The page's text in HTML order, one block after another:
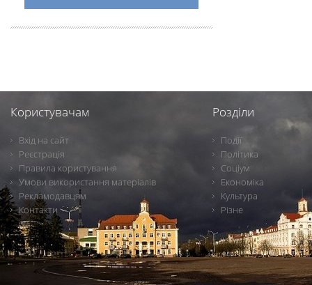
Користувачам
Вхід на сайт
Реєстрація
Правила користування
Умови використання матеріалів
Рекламодавцям
Контакти
Розділи
Події
Політика
Соціум
Економіка
Культура
Різне